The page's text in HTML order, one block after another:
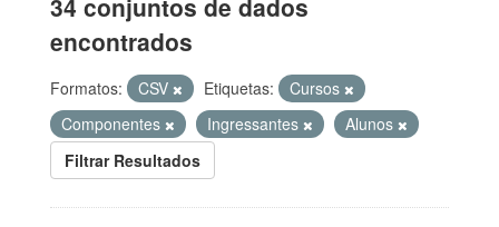
34 conjuntos de dados
encontrados
Formatos: CSV Etiquetas:
Cursos
Componentes
Ingressantes
Alunos
Filtrar Resultados